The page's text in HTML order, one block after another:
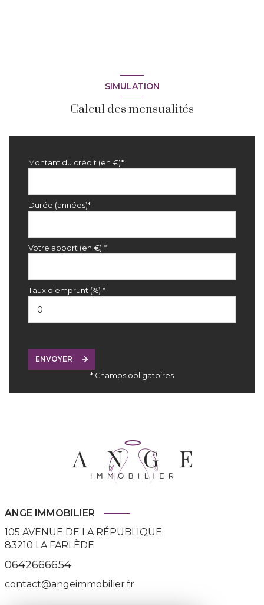
SIMULATION
Calcul des mensualités
Montant du crédit (en €)*
Durée (années)*
Votre apport (en €) *
Taux d'emprunt (%) *
ENVOYER
* Champs obligatoires
ANGE IMMOBILIER
105 AVENUE DE LA RÉPUBLIQUE
83210 LA FARLÈDE
0642666654
contact@angeimmobilier.fr